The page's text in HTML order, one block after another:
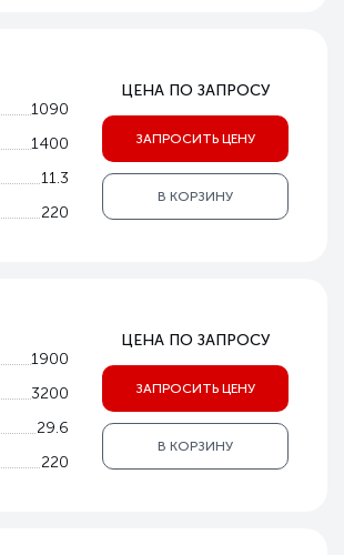
1090
1400
11.3
220
ЦЕНА ПО ЗАПРОСУ
ЗАПРОСИТЬ ЦЕНУ
В КОРЗИНУ
1900
3200
29.6
220
ЦЕНА ПО ЗАПРОСУ
ЗАПРОСИТЬ ЦЕНУ
В КОРЗИНУ